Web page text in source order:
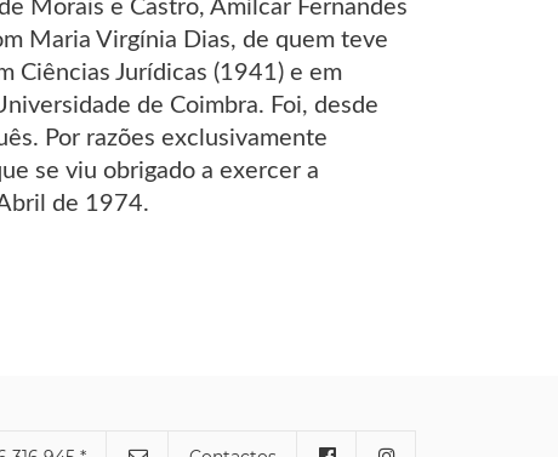
Morais e Castro, Amílcar Fernandes
Maria Virgínia Dias, de quem teve
Ciências Jurídicas (1941) e em
de Coimbra. Foi, desde
Por razões exclusivamente
se viu obrigado a exercer a
de 1974.